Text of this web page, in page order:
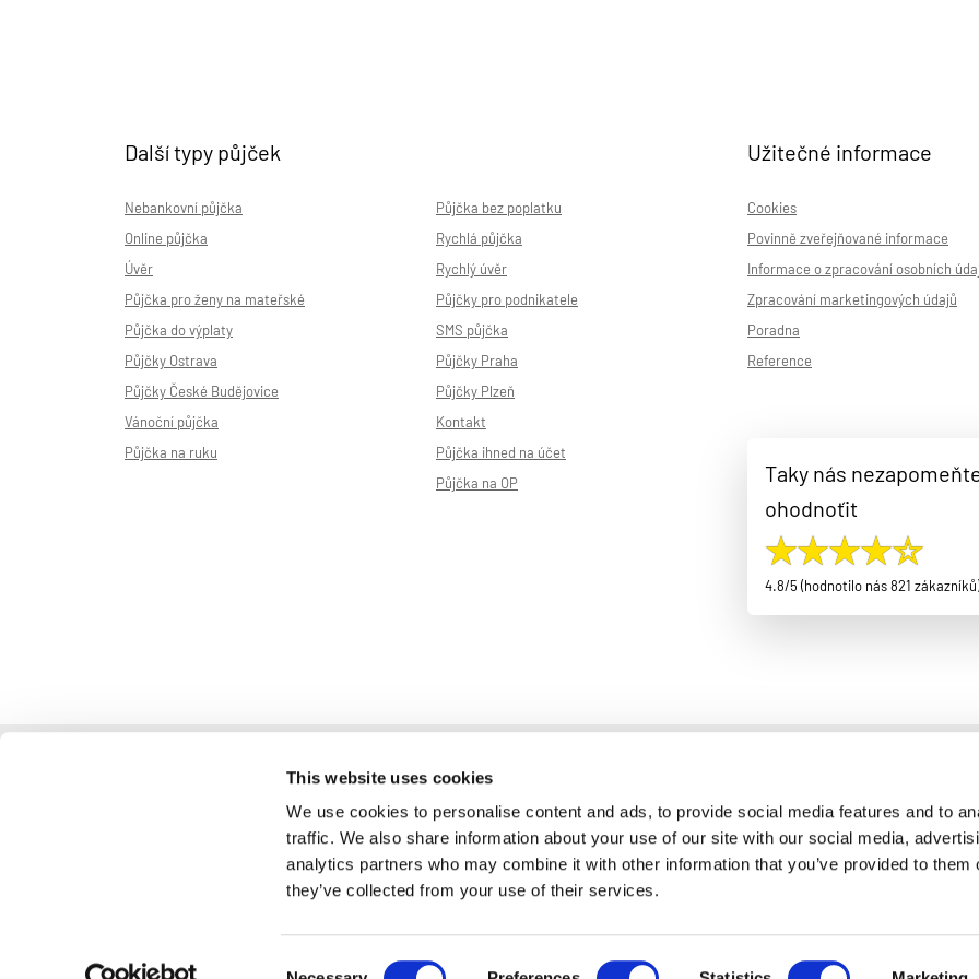
This website uses cookies
We use cookies to personalise content and ads, to provide social media features and to
traffic. We also share information about your use of our site with our social media,
analytics partners who may combine it with other information that you’ve provided to them
they’ve collected from your use of their services.
Další typy půjček
Nebankovní půjčka
Online půjčka
Úvěr
Půjčka pro ženy na mateřské
Půjčka do výplaty
Půjčky Ostrava
Půjčky České Budějovice
Vánoční půjčka
Půjčka na ruku
Půjčka bez poplatku
Rychlá půjčka
Rychlý úvěr
Půjčky pro podnikatele
SMS půjčka
Půjčky Praha
Půjčky Plzeň
Kontakt
Půjčka ihned na účet
Půjčka na OP
Užitečné informace
Cookies
Povinně zveřejňované informace
Informace o zpracování osobních
Zpracování marketingových údajů
Poradna
Reference
Taky nás
ohodnoťit
4.8/5 (hodnotilo nás 821 zákazníků)
© 2011 - 2026
LIFO - CB, s.r.o. je samostatným zprostředkovatelem spotřebitelských úvěrů.